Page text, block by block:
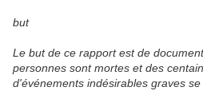
but
Le but de ce rapport est de
personnes sont mortes et des
d'événements indésirables graves